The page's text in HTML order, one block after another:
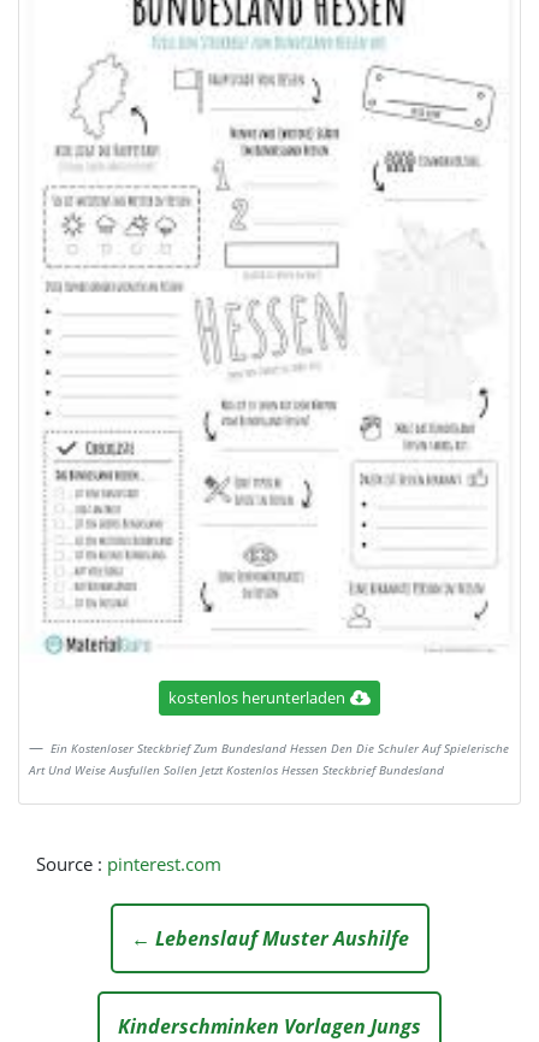
kostenlos herunterladen
Ein Kostenloser Steckbrief Zum Bundesland Hessen Den Die Schuler Auf Spielerische
Art Und Weise Ausfullen Sollen Jetzt Kostenlos Hessen Steckbrief Bundesland
Source : pinterest.com
← Lebenslauf Muster Aushilfe
Kinderschminken Vorlagen Jungs